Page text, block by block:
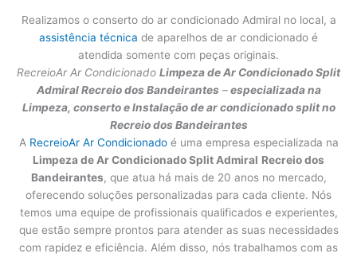
Realizamos o conserto do ar condicionado Admiral no local, a
assistência técnica de aparelhos de ar condicionado é
atendida somente com peças originais.
RecreioAr Ar Condicionado Limpeza de Ar Condicionado Split
Admiral Recreio dos Bandeirantes –especializada na
Limpeza, conserto e Instalação de ar condicionado split no
Recreio dos Bandeirantes
A RecreioAr Ar Condicionadoé uma empresa especializada na
Limpeza de Ar Condicionado Split Admiral Recreio dos
Bandeirantes, que atua há mais de 20 anos no mercado,
oferecendo soluções personalizadas para cada cliente. Nós
temos uma equipe de profissionais qualificados e experientes,
que estão sempre prontos para atender as suas necessidades
com rapidez e eficiência. Além disso, nós trabalhamos com as